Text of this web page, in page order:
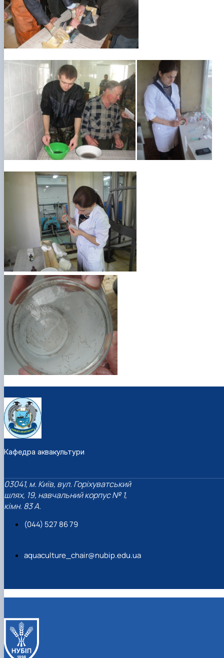
Кафедра аквакультури
03041, м. Київ, вул. Горіхуватський
шлях, 19, навчальний корпус № 1,
кімн. 83 А.
(044) 527 86 79
aquaculture_chair@nubip.edu.ua